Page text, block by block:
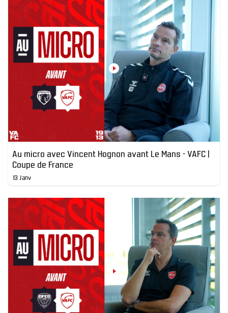
Au micro avec Vincent Hognon avant Le Mans - VAFC |
Coupe de France
13 Janv